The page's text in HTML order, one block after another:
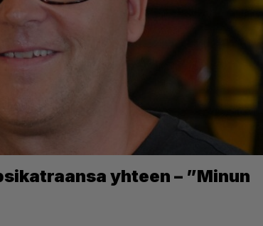
yhteen – ”Minun